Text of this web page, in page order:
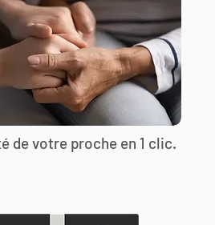
de votre proche en 1 clic.